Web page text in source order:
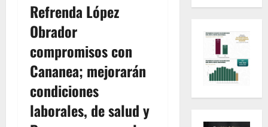
Refrenda López
Obrador
compromisos con
Cananea; mejorarán
condiciones
laborales, de salud y